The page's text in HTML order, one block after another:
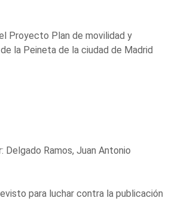
Proyecto Plan de movilidad y
la Peineta de la ciudad de Madrid
Ramos, Juan Antonio
para luchar contra la publicación